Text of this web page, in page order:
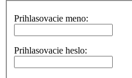
Prihlasovacie meno:
Prihlasovacie heslo: